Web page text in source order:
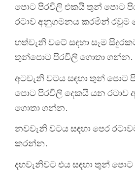
පොට පිරවිලි එකයි තුන් පොට
රටාව අනුගමනය කරමින් රවුම
හත්වැනි වටේ සඳහා සෑම
තුන්පොට පිරවිලි ගොතා ගන්න.
අටවැනි වටය සඳහා තුන් පොට
පොට පිරවිලි දෙකයි යන
ගොතා ගන්න.
නවවැනි වටය සඳහා පෙර
කරන්න.
දහවැනිවට එය සඳහා තුන්